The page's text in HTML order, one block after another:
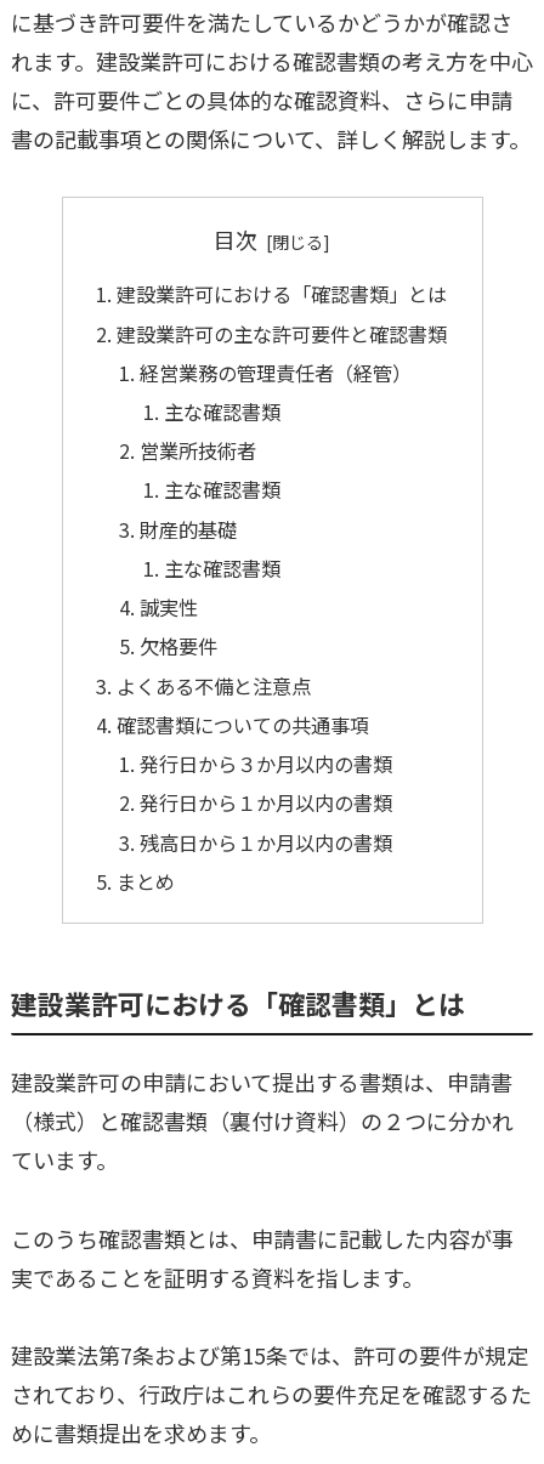
に基づき許可要件を満たしているかどうかが確認さ
れます。建設業許可における確認書類の考え方を中心
に、許可要件ごとの具体的な確認資料、さらに申請
書の記載事項との関係について、詳しく解説します。
目次
建設業許可における「確認書類」とは
建設業許可の主な許可要件と確認書類
経営業務の管理責任者（経管）
主な確認書類
営業所技術者
主な確認書類
財産的基礎
主な確認書類
誠実性
欠格要件
よくある不備と注意点
確認書類についての共通事項
発行日から３か月以内の書類
発行日から１か月以内の書類
残高日から１か月以内の書類
まとめ
建設業許可における「確認書類」とは
建設業許可の申請において提出する書類は、申請書
（様式）と確認書類（裏付け資料）の２つに分かれ
ています。
このうち確認書類とは、申請書に記載した内容が事
実であることを証明する資料を指します。
建設業法第7条および第15条では、許可の要件が規定
されており、行政庁はこれらの要件充足を確認するた
めに書類提出を求めます。